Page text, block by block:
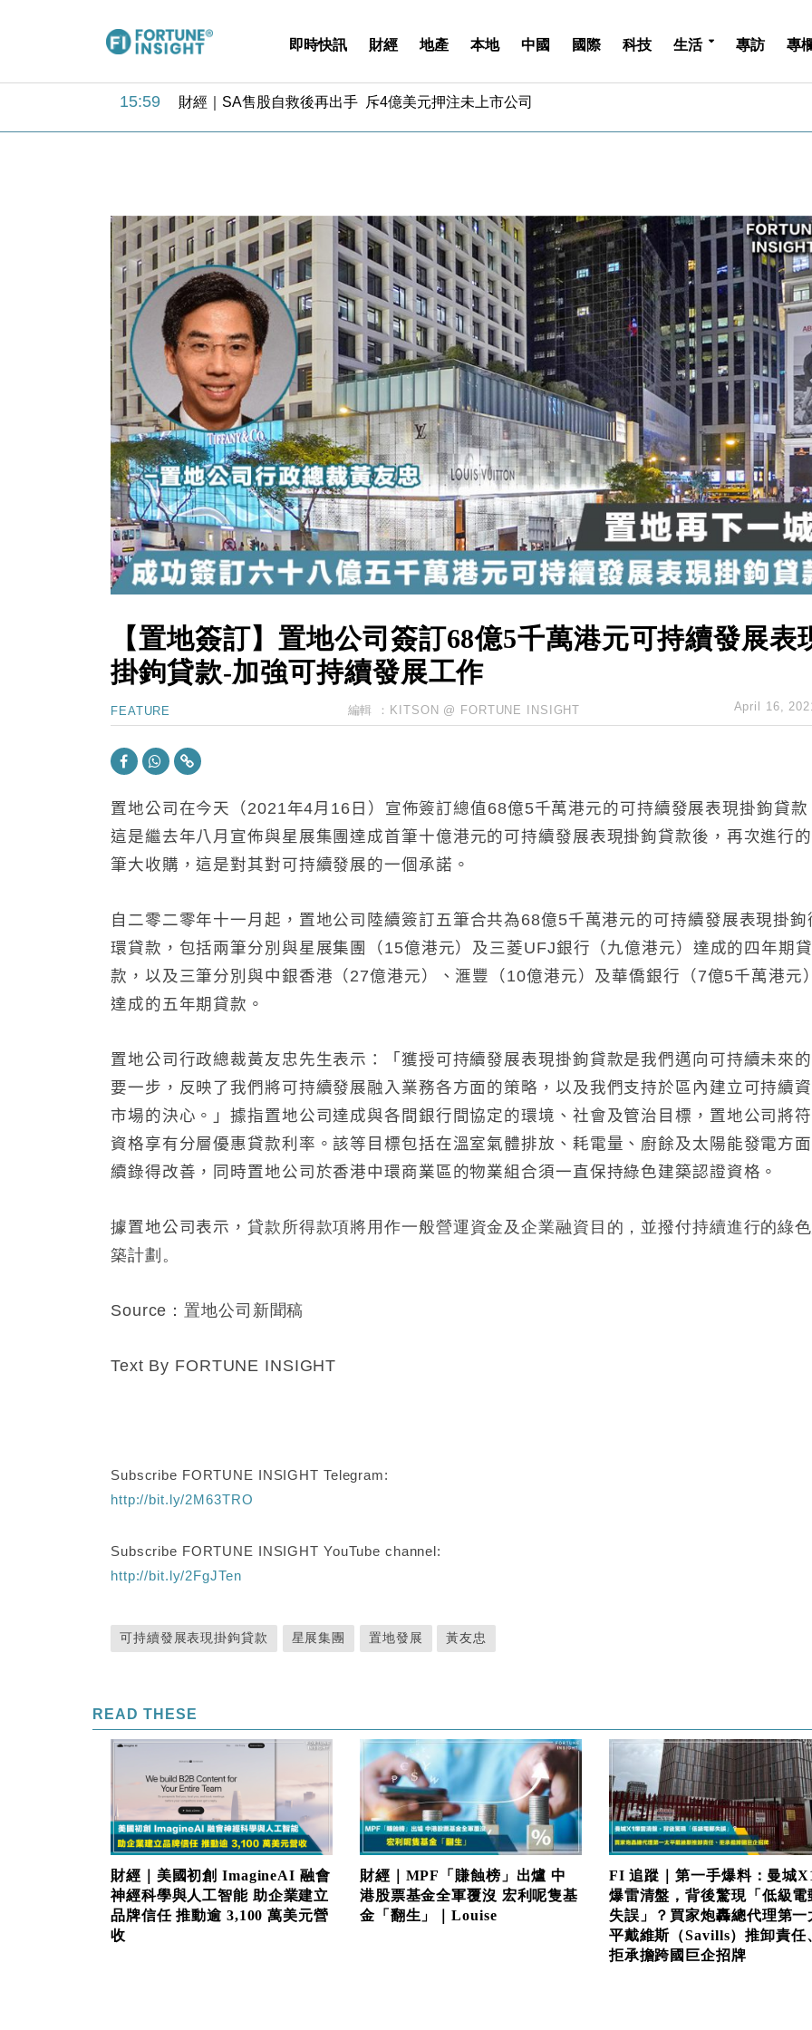
即時快訊 財經 地產 本地 中國 國際 科技 生活 專訪 專
15:59 財經｜SA售股自救後再出手 斥4億美元押注未上市公司
11:40 財經｜黑石傳再籌逾360億美元 支援Anthropic租用Google晶片
10:57 財經｜美商務部擬擴大金屬關稅範圍 14類產品或加徵25%
18:15 本地｜新世界K11 9月升級會員制度 增鉑金卡級別鎖定高消費客群
17:40 財經｜本港6月零售額連升14個月 珠寶鐘錶銷售升勢最強
16:33 財經｜滙控重啟最多10億美元回購 派息比率目標維持50%
15:59 財經｜SA售股自救後再出手 斥4億美元押注未上市公司
11:30 財經｜精星香港夥菜鳥拓全球智慧倉儲市場 加快海外市場落地
14:50 地產｜大酒店中期轉賺2300萬元 斥21億翻新香港及東京半島
13:12 國際｜特朗普赴洛杉磯高球場活動前 男子攜槍彈被捕
12:30 財經｜香港7月PMI回落至51 企業擴張放慢兼縮減人手
11:40 財經｜黑石傳再籌逾360億美元 支援Anthropic租用Google晶片
10:57 財經｜美商務部擬擴大金屬關稅範圍 14類產品或加徵25%
18:15 本地｜新世界K11 9月升級會員制度 增鉑金卡級別鎖定高消費客群
17:40 財經｜本港6月零售額連升14個月 珠寶鐘錶銷售升勢最強
16:33 財經｜滙控重啟最多10億美元回購 派息比率目標維持50%
【置地簽訂】置地公司簽訂68億5千萬港元可持續發展表
掛鉤貸款-加強可持續發展工作
FEATURE 編輯 ： KITSON @ FORTUNE INSIGHT April 16,
置地公司在今天（2021年4月16日）宣佈簽訂總值68億5千萬港元的可持續發展表現掛鉤貸款
這是繼去年八月 宣佈與星展集團達成首筆十億港元的可持續發展表現掛鉤貸款後，再次進行
筆大收購，這是對其對可持續發展的一個承諾。
自二零二零年十一月起，置地公司陸續簽訂 五筆合共為68億5千萬港元的可持續發展表現掛鉤
環貸款， 包括兩筆分別與星展集團（15億港元）及三菱UFJ銀行（九億港元）達成的四年期貸
款， 以及三筆分別與中銀香港（27億港元）、滙豐（10億港元） 及華僑銀行 （7億5千萬港元
達成的五年期貸款。
置地公司行政總裁黃友忠先生表示：「獲授可持續發展表現掛鉤貸款是我們邁向可持續未來
要一步， 反映了我們將可持續發展融入業務各方面的策略， 以及我們支持於區內建立可持續
市場的決心。 」據指置地公司達成與各間銀行間協定的環境、社會及管治目標， 置地公司將
資格享有分層優惠貸款利率。該等目標包括在溫室氣體排放、耗電量、 廚餘及太陽能發電方
續錄得改善， 同時置地公司於香港中環商業區的物業組合須一直保持綠色建築認證資格。
據置地公司表示，貸款所得款項將用作一般營運資金及企業融資目的， 並撥付持續進行的綠
築計劃。
Source：置地公司新聞稿
Text By FORTUNE INSIGHT
Subscribe FORTUNE INSIGHT Telegram:
http://bit.ly/2M63TRO
Subscribe FORTUNE INSIGHT YouTube channel:
http://bit.ly/2FgJTen
可持續發展表現掛鉤貸款 星展集團 置地發展 黃友忠
READ THESE
財經｜美國初創 ImagineAI 融會
神經科學與人工智能 助企業建立
品牌信任 推動逾 3,100 萬美元營
收
財經｜MPF「賺蝕榜」出爐 中
港股票基金全軍覆沒 宏利呢隻基
金「翻生」｜Louise
FI 追蹤｜第一手爆料：曼城
爆雷清盤，背後驚現「低級電
失誤」？買家炮轟總代理第一
平戴維斯（Savills）推卸責任
拒承擔跨國巨企招牌